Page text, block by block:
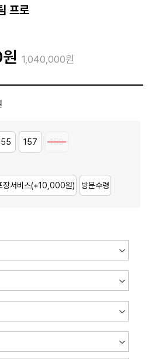
프로
원 1,040,000원
157 159
장서비스(+10,000원) 방문수령